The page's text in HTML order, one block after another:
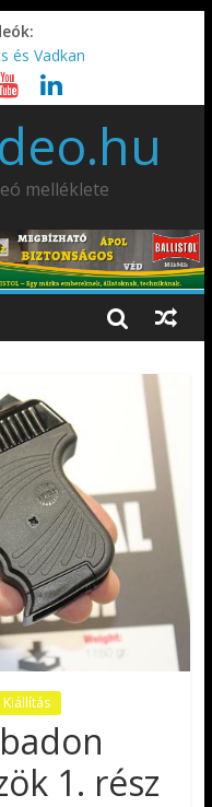
és Vadkan
szakmérnöki,
perkussziós pisztoly
melléklete
Kiállítás
1. rész